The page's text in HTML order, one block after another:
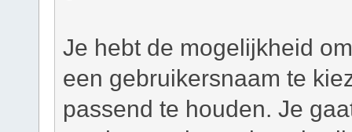
Je hebt de mogelijkheid
een gebruikersnaam te
passend te houden. Je